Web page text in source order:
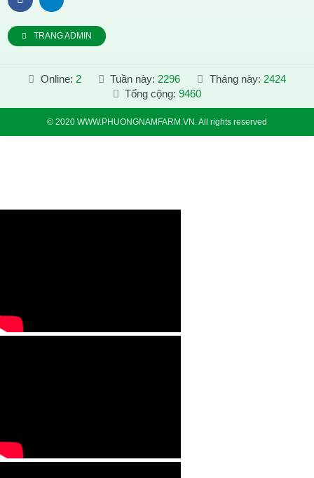
TRANG ADMIN
Online: 2 Tuần này: 2296 Tháng này: 2424
Tổng cộng:9460
© 2020 WWW.PHUONGNAMFARM.VN. All rights reserved